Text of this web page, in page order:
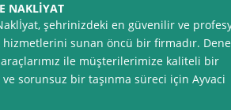
NAKLİYAT
şehrinizdeki en güvenilir ve
sunan öncü bir firmadır.
ile müşterilerimize kaliteli bir
ve sorunsuz bir taşınma süreci için Ayvaci